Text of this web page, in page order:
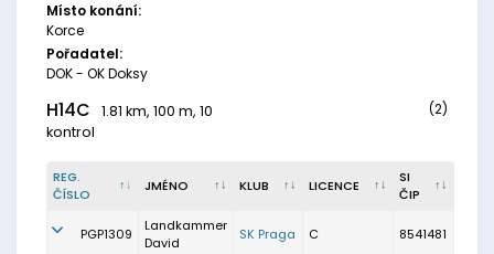
Místo konání:
Korce
Pořadatel:
DOK - OK Doksy
H14C
1.81 km, 100 m, 10
kontrol
(2)
REG.
ČÍSLO
JMÉNO KLUB LICENCE
SI
ČIP
PGP1309
Landkammer
David
SK Praga C 8541481